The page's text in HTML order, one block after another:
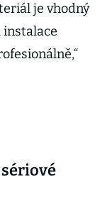
je vhodný
instalace